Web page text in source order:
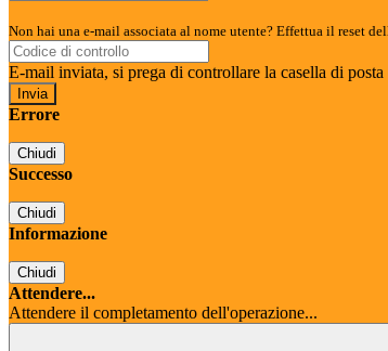
Non hai una e-mail associata al nome utente? Effettua il reset
E-mail inviata, si prega di controllare la casella di posta
Errore
Chiudi
Successo
Chiudi
Informazione
Chiudi
Attendere...
Attendere il completamento dell'operazione...